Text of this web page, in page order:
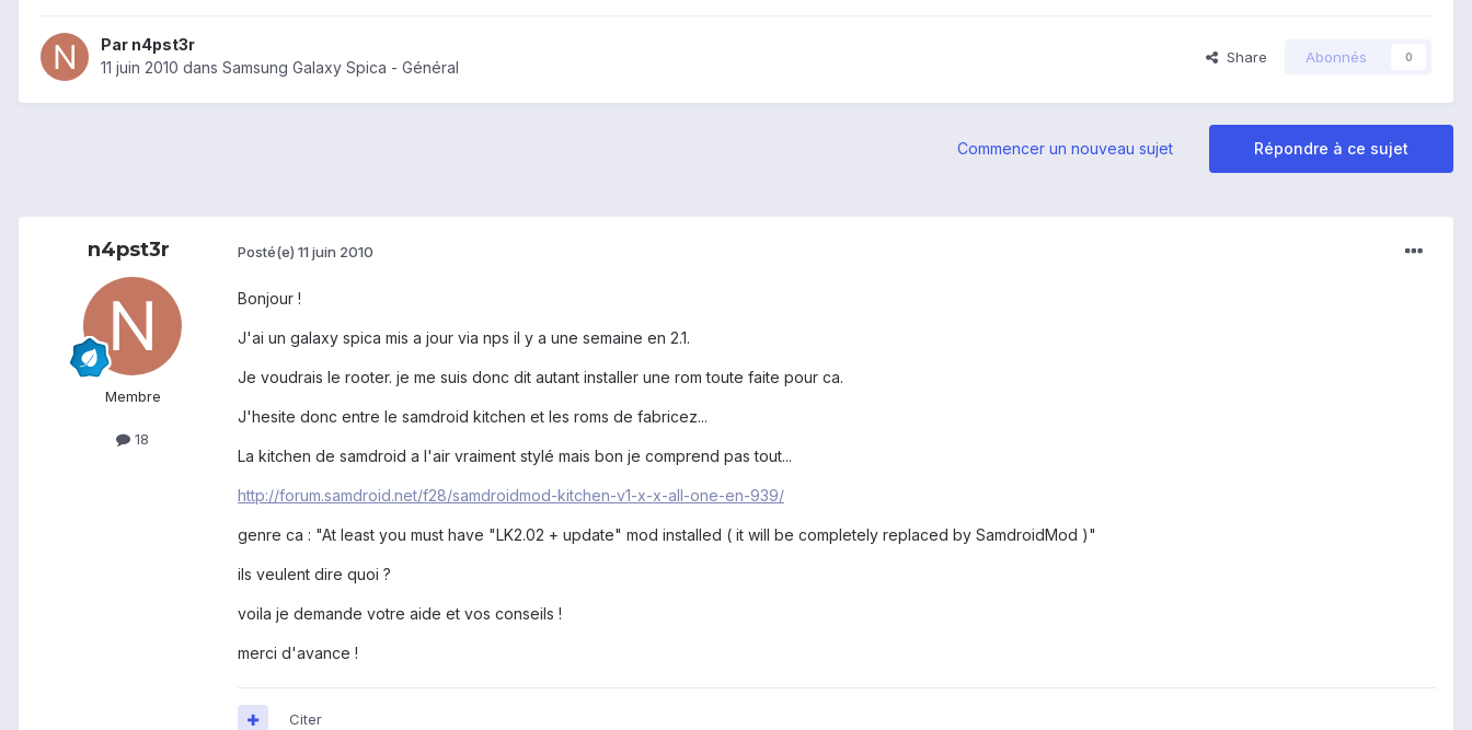
Par n4pst3r
11 juin 2010 dans Samsung Galaxy Spica - Général
Share Abonnés 0
Répondre à ce sujet
Commencer un nouveau sujet
n4pst3r
Membre
18
Posté(e) 11 juin 2010
Bonjour !
J'ai un galaxy spica mis a jour via nps il y a une semaine en 2.1.
Je voudrais le rooter. je me suis donc dit autant installer une rom toute faite pour ca.
J'hesite donc entre le samdroid kitchen et les roms de fabricez...
La kitchen de samdroid a l'air vraiment stylé mais bon je comprend pas tout...
http://forum.samdroid.net/f28/samdroidmod-kitchen-v1-x-x-all-one-en-939/
genre ca : "At least you must have "LK2.02 + update" mod installed ( it will be completely replaced by SamdroidMod )"
ils veulent dire quoi ?
voila je demande votre aide et vos conseils !
merci d'avance !
Citer